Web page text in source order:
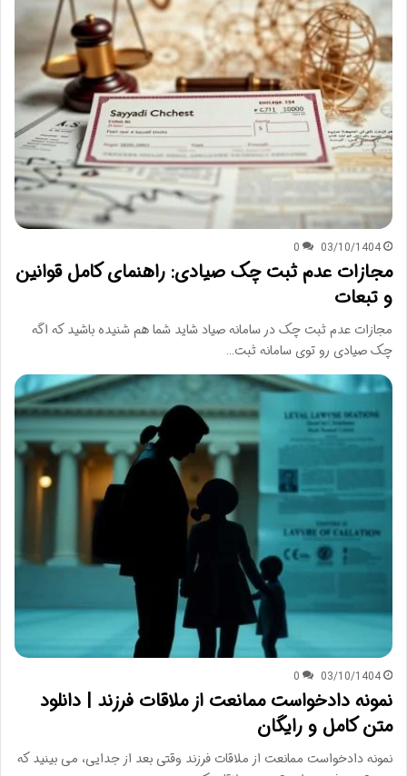
03/10/1404
0
مجازات عدم ثبت چک صیادی: راهنمای کامل قوانین
و تبعات
مجازات عدم ثبت چک در سامانه صیاد شاید شما هم شنیده باشید که اگه
چک صیادی رو توی سامانه ثبت…
03/10/1404
0
نمونه دادخواست ممانعت از ملاقات فرزند | دانلود
متن کامل و رایگان
نمونه دادخواست ممانعت از ملاقات فرزند وقتی بعد از جدایی، می بینید که